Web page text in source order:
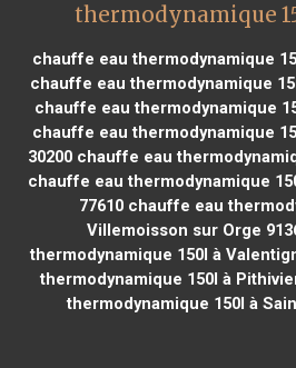
thermodynamique
chauffe eau thermodynamique
chauffe eau thermodynamique
chauffe eau thermodynamique
chauffe eau thermodynamique
30200 chauffe eau
chauffe eau thermodynamique
77610chauffe eau
Villemoisson sur Orge
thermodynamique 150l à
thermodynamique 150l à
thermodynamique 150l à